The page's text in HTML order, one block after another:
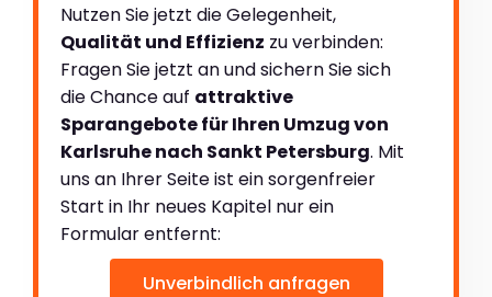
Nutzen Sie jetzt die Gelegenheit,
Qualität und Effizienz zu verbinden:
Fragen Sie jetzt an und sichern Sie sich
die Chance auf attraktive
Sparangebote für Ihren Umzug von
Karlsruhe nach Sankt Petersburg. Mit
uns an Ihrer Seite ist ein sorgenfreier
Start in Ihr neues Kapitel nur ein
Formular entfernt:
Unverbindlich anfragen